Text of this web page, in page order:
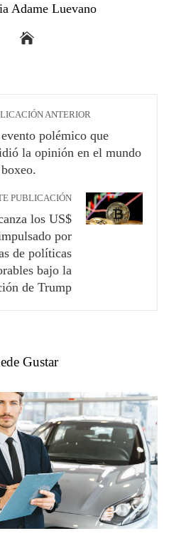
Adame Luevano
ANTERIOR
polémico que
la opinión en el mundo
PUBLICACIÓN
los US$
por
de políticas
bajo la
de Trump
Gustar